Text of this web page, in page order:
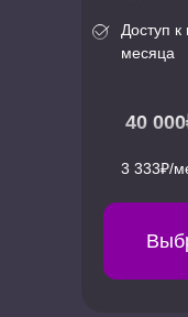
40
Доступ
месяца
3 333₽/